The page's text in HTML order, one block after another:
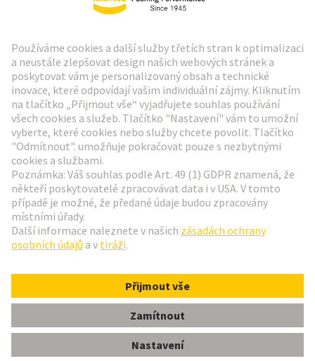
Zpravodaj HARTING
Přejít na registraci
Social Media
Česká republika
© Technologická skupina HARTING
otiskZásady ochrany osobních údajů
Informace pro zákazníky